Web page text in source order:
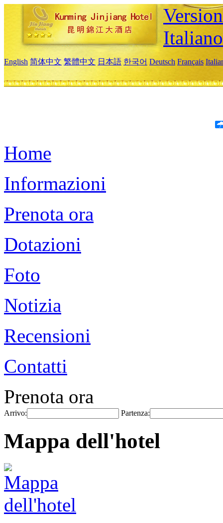
Italiano
English 简体中文 繁體中文 日本語 한국어 Deutsch Français
Home
Informazioni
Prenota ora
Dotazioni
Foto
Notizia
Recensioni
Contatti
Prenota ora
Arrivo: Partenza:
Mappa dell'hotel